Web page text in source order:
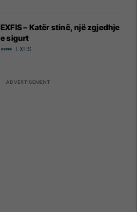
EXFIS – Katër stinë, një zgjedhje
e sigurt
EXFIS